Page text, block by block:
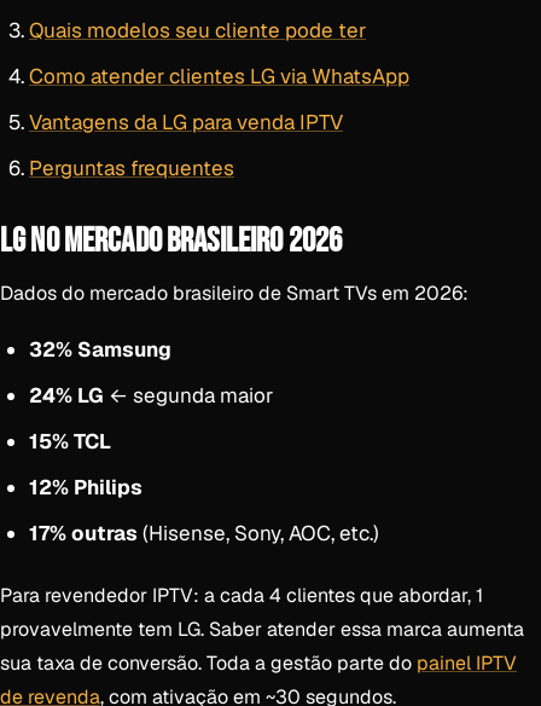
Quais modelos seu cliente pode ter
Como atender clientes LG via WhatsApp
Vantagens da LG para venda IPTV
Perguntas frequentes
LG NO MERCADO BRASILEIRO 2026
Dados do mercado brasileiro de Smart TVs em 2026:
32% Samsung
24% LG ← segunda maior
15% TCL
12% Philips
17% outras (Hisense, Sony, AOC, etc.)
Para revendedor IPTV: a cada 4 clientes que abordar, 1
provavelmente tem LG. Saber atender essa marca aumenta
sua taxa de conversão. Toda a gestão parte do painel IPTV
de revenda, com ativação em ~30 segundos.